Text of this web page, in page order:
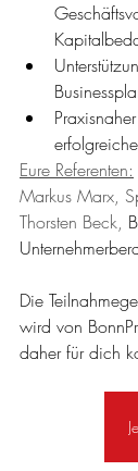
Eure Referenten:
Markus Marx,
Thorsten Beck,
Die
wird von
daher für dich